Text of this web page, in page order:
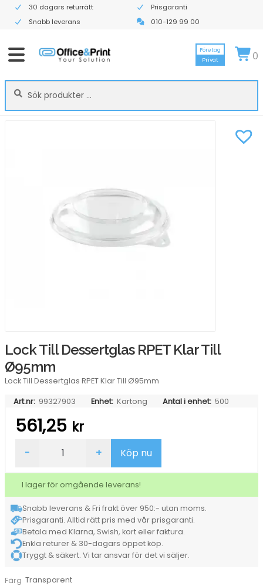
30 dagars returrätt
Prisgaranti
Snabb leverans
010-129 99 00
Sök
efter:
Sök
Företag
Privat
0
Lock Till Dessertglas RPET Klar Till
Ø95mm
Lock Till Dessertglas RPET Klar Till Ø95mm
Art.nr: 99327903 Enhet: Kartong Antal i enhet: 500
561,25 kr
Till
RPET
Klar
Till
Ø95mm
mängd
- + Köp nu
I lager för omgående leverans!
Snabb leverans & Fri frakt över 950:- utan moms.
Prisgaranti. Alltid rätt pris med vår prisgaranti.
Betala med Klarna, Swish, kort eller faktura.
Enkla returer & 30-dagars öppet köp.
Tryggt & säkert. Vi tar ansvar för det vi säljer.
Färg Transparent